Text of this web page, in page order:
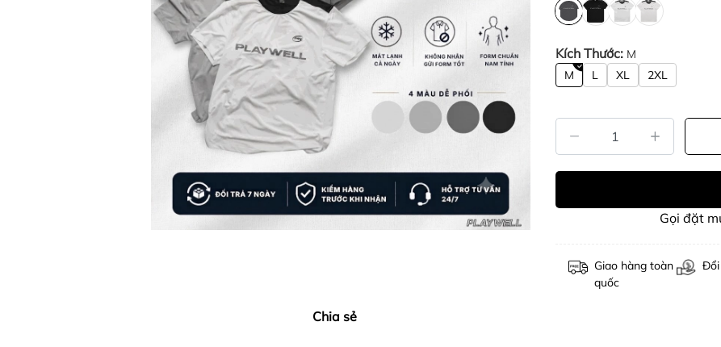
Chia sẻ
Kích Thước: M
M
L XL 2XL
Gọi đặt
Giao hàng toàn
quốc
Đổi